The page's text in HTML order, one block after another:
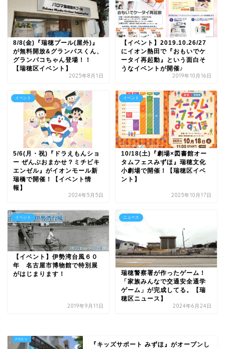
8/8(金)『瑞穂プール(屋外)』
が無料開放&グランパスくん、
グランパコちゃん登場！！
【瑞穂区イベント】
2025年8月1日
【イベント】2019.10.26/27
にイオン熱田で『おもいでケ
ータイ再起動』という面白そ
うなイベントが開催♪
2019年10月16日
イベント
5/6(月・祝)『ドラえもんショ
ー ぜんぶおまかせ？ミチビキ
エンゼル』がイオンモール新
瑞橋で開催！【イベント情
報】
2024年5月5日
イベント
10/18(土)『劇場×図書館オー
タムフェスみずほ』瑞穂文化
小劇場で開催！【瑞穂区イベ
ント】
2025年10月17日
イベント
【イベント】伊勢湾台風６０
年 名古屋市博物館で特別展
がはじまります！
2019年9月11日
ニュース
瑞穂警察署が作ったゲーム！
「家族みんなで交通安全通学
ゲーム」が完成してる。【瑞
穂区ニュース】
2024年6月24日
『キッズサポート みずほ』がオープンし